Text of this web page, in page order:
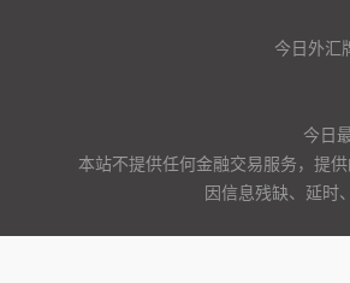
今日外汇
今日
本站不提供任何金融交易服务，提
因信息残缺、延时